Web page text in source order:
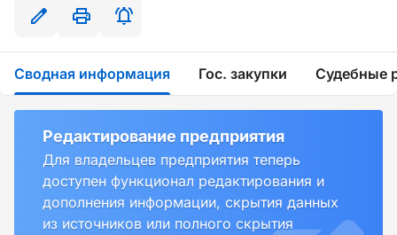
Сводная информация Гос. закупки Судебные
Редактирование предприятия
Для владельцев предприятия теперь
доступен функционал редактирования и
дополнения информации, скрытия данных
из источников или полного скрытия